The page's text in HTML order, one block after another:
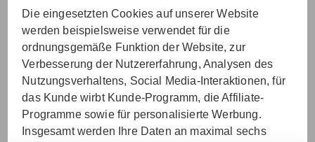
Die eingesetzten Cookies auf unserer Website
werden beispielsweise verwendet für die
ordnungsgemäße Funktion der Website, zur
Verbesserung der Nutzererfahrung, Analysen des
Nutzungsverhaltens, Social Media-Interaktionen, für
das Kunde wirbt Kunde-Programm, die Affiliate-
Programme sowie für personalisierte Werbung.
Insgesamt werden Ihre Daten an maximal sechs
VER­STAN­DEN & WEI­TER